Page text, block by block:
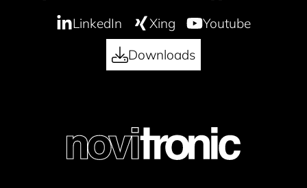
LinkedIn
Xing
Youtube
Downloads